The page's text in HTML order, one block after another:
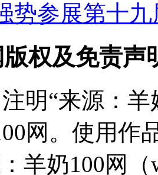
势参展第十
权及免责声
明“来源：
网。使用作
羊奶100网（